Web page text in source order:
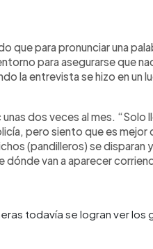
que para pronunciar una
para asegurarse que
la entrevista se hizo en un
dos veces al mes. “Solo
pero siento que es mejor
(pandilleros) se disparan
van a aparecer
todavía se logran ver los